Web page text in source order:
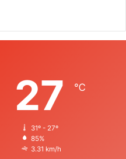
27 ℃
31º - 27º
85%
3.31 km/h